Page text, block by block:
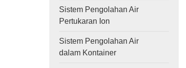
Sistem Pengolahan Air
Pertukaran Ion
Sistem Pengolahan Air
dalam Kontainer